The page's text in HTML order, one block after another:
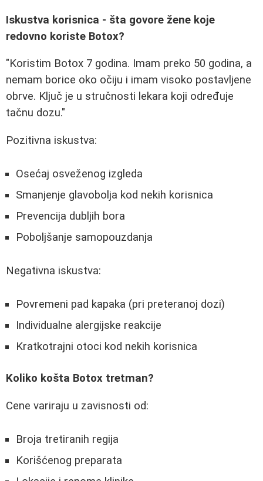
Iskustva korisnica - šta govore žene koje
redovno koriste Botox?
"Koristim Botox 7 godina. Imam preko 50 godina, a
nemam borice oko očiju i imam visoko postavljene
obrve. Ključ je u stručnosti lekara koji određuje
tačnu dozu."
Pozitivna iskustva:
Osećaj osveženog izgleda
Smanjenje glavobolja kod nekih korisnica
Prevencija dubljih bora
Poboljšanje samopouzdanja
Negativna iskustva:
Povremeni pad kapaka (pri preteranoj dozi)
Individualne alergijske reakcije
Kratkotrajni otoci kod nekih korisnica
Koliko košta Botox tretman?
Cene variraju u zavisnosti od:
Broja tretiranih regija
Korišćenog preparata